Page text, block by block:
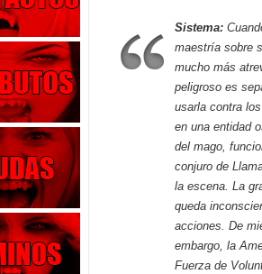
Exaltados y Muertos Vivientes
Los Muertos se Levantan (Relato)
Los Monstruos más Buscados
Parte 09: Los Muertos Cuentan Cuentos
Sistema:
maestría sobre
mucho más
peligroso es
usarla contra
en una entidad
del mago,
conjuro de
la escena. La
queda
acciones. De
embargo, la
Fuerza de